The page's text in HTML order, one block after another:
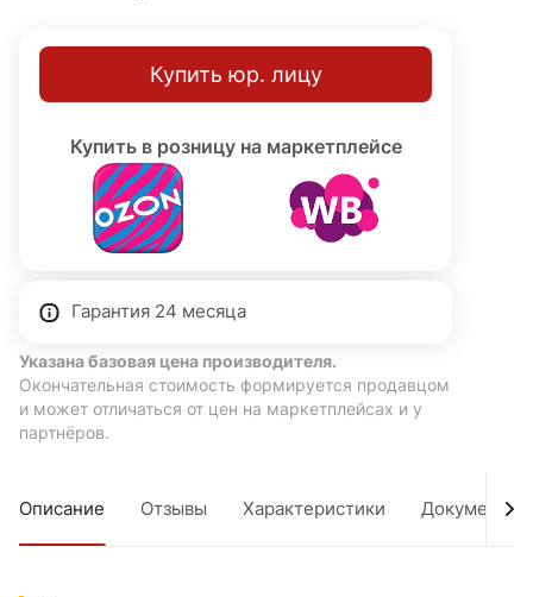
Купить юр. лицу
Купить в розницу на маркетплейсе
Гарантия 24 месяца
Указана базовая цена производителя.
Окончательная стоимость формируется продавцом
и может отличаться от цен на маркетплейсах и у
партнёров.
Описание Отзывы Характеристики Документы